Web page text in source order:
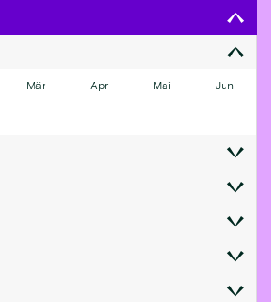
Mär Apr Mai Jun